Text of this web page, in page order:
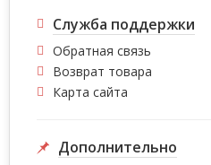
Служба поддержки
Обратная связь
Возврат товара
Карта сайта
Дополнительно